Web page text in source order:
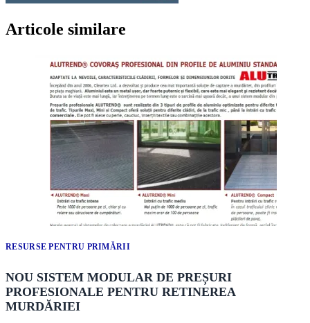
Articole similare
RESURSE PENTRU PRIMĂRII
NOU SISTEM MODULAR DE PREȘURI
PROFESIONALE PENTRU RETINEREA
MURDĂRIEI